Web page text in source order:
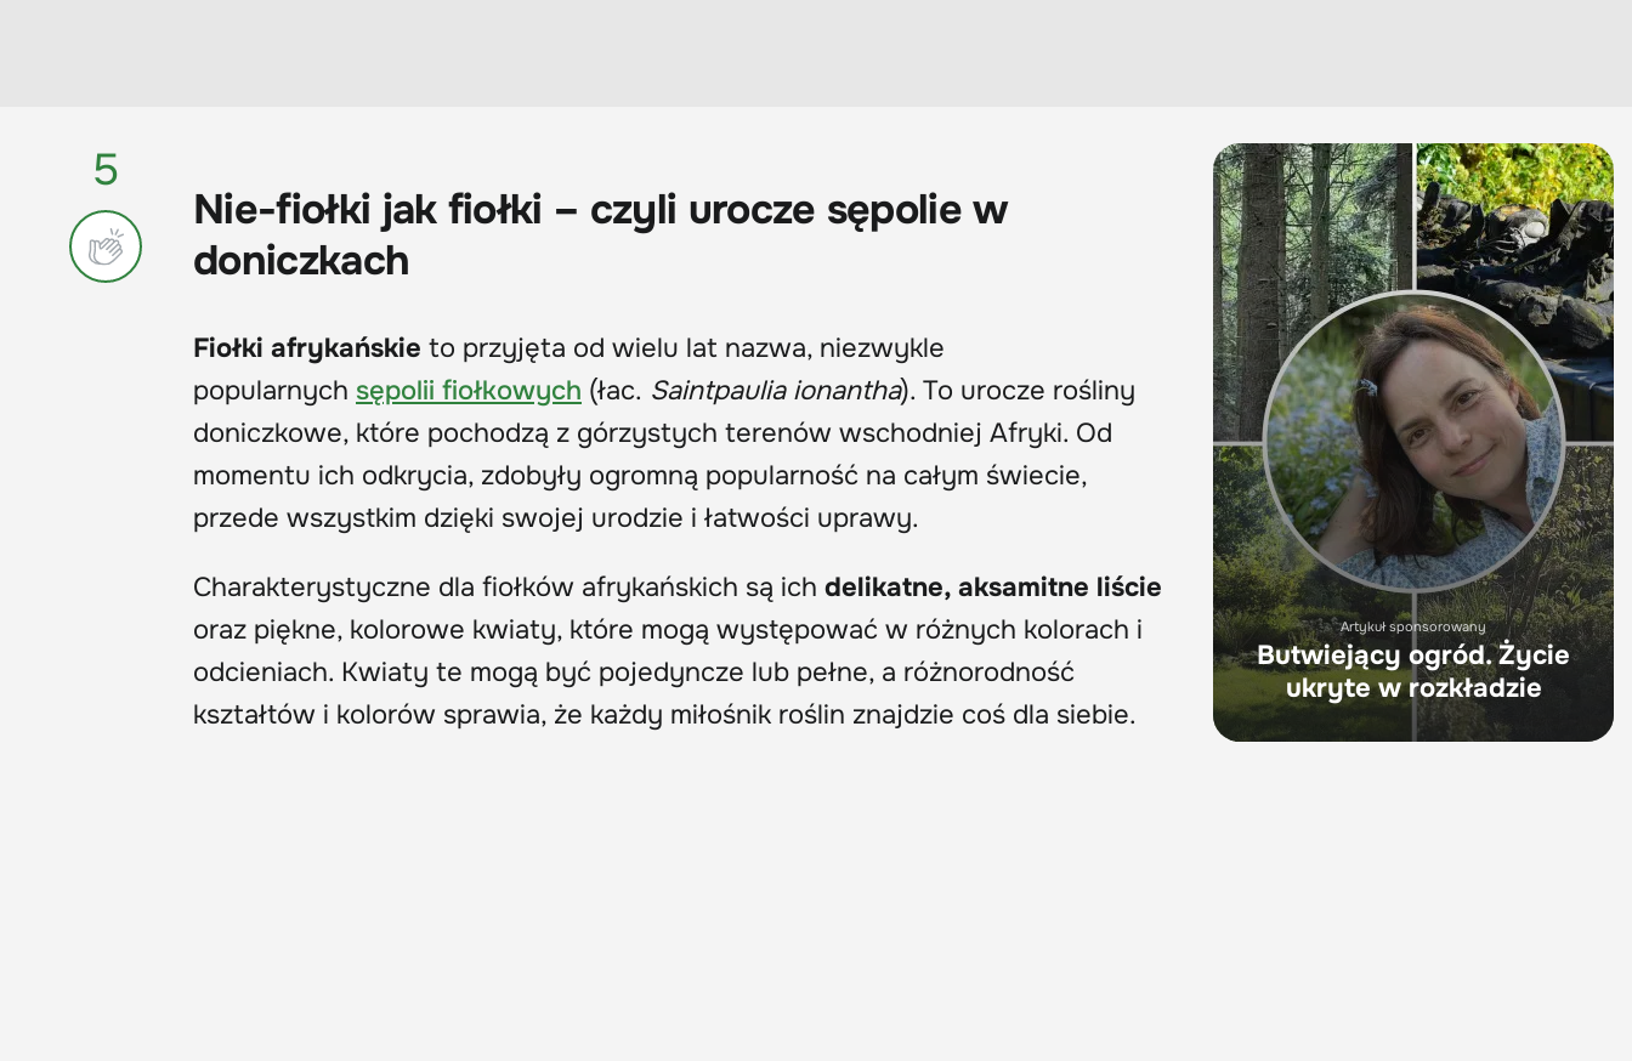
5
Nie-fiołki jak fiołki – czyli urocze sępolie w
doniczkach
Fiołki afrykańskie to przyjęta od wielu lat nazwa, niezwykle
popularnych sępolii fiołkowych (łac. Saintpaulia ionantha). To urocze rośliny
doniczkowe, które pochodzą z górzystych terenów wschodniej Afryki. Od
momentu ich odkrycia, zdobyły ogromną popularność na całym świecie,
przede wszystkim dzięki swojej urodzie i łatwości uprawy.
Charakterystyczne dla fiołków afrykańskich są ich delikatne, aksamitne liście
oraz piękne, kolorowe kwiaty, które mogą występować w różnych kolorach i
odcieniach. Kwiaty te mogą być pojedyncze lub pełne, a różnorodność
kształtów i kolorów sprawia, że każdy miłośnik roślin znajdzie coś dla siebie.
Artykuł sponsorowany
Butwiejący ogród. Życie
ukryte w rozkładzie